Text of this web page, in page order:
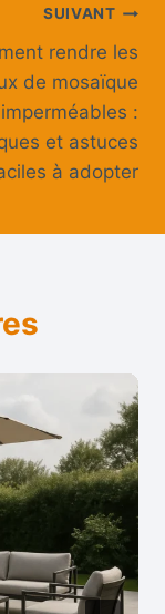
SUIVANT
rendre les
de mosaïque
imperméables :
et astuces
à adopter